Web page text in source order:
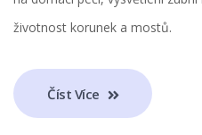
životnost korunek a mostů.
Číst Více